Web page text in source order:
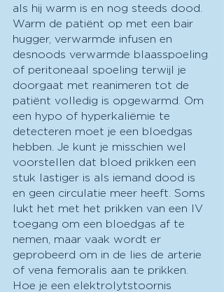
als hij warm is en nog steeds dood.
Warm de patiënt op met een bair
hugger, verwarmde infusen en
desnoods verwarmde blaasspoeling
of peritoneaal spoeling terwijl je
doorgaat met reanimeren tot de
patiënt volledig is opgewarmd. Om
een hypo of hyperkaliëmie te
detecteren moet je een bloedgas
hebben. Je kunt je misschien wel
voorstellen dat bloed prikken een
stuk lastiger is als iemand dood is
en geen circulatie meer heeft. Soms
lukt het met het prikken van een IV
toegang om een bloedgas af te
nemen, maar vaak wordt er
geprobeerd om in de lies de arterie
of vena femoralis aan te prikken.
Hoe je een elektrolytstoornis